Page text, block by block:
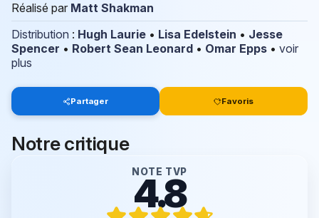
Réalisé par Matt Shakman
Distribution : Hugh Laurie • Lisa Edelstein • Jesse
Spencer • Robert Sean Leonard • Omar Epps • voir
plus
Partager Favoris
Notre critique
NOTE TVP
4.8